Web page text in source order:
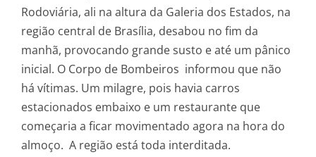
Rodoviária, ali na altura da Galeria dos Estados, na
região central de Brasília, desabou no fim da
manhã, provocando grande susto e até um pânico
inicial. O Corpo de Bombeiros informou que não
há vítimas. Um milagre, pois havia carros
estacionados embaixo e um restaurante que
começaria a ficar movimentado agora na hora do
almoço. A região está toda interditada.